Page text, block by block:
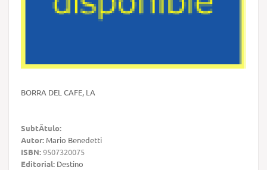
BORRA DEL CAFE, LA
SubtÃ­tulo:
Autor: Mario Benedetti
ISBN:9507320075
Editorial: Destino